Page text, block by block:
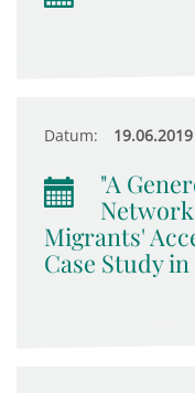
Datum: 19.06.2019
"A
Migrants'
Case Study